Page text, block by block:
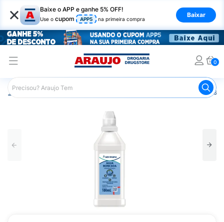
× Baixe o APP e ganhe 5% OFF!
Use o cupom APP5 na primeira compra
Baixar
0
Araujo Saúde e Bem Estar